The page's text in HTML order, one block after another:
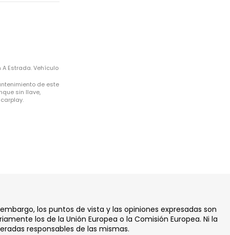
A Estrada. Vehículo
de este
sin llave,
los puntos de vista y las opiniones expresadas son
los de la Unión Europea o la Comisión Europea. Ni la
responsables de las mismas.